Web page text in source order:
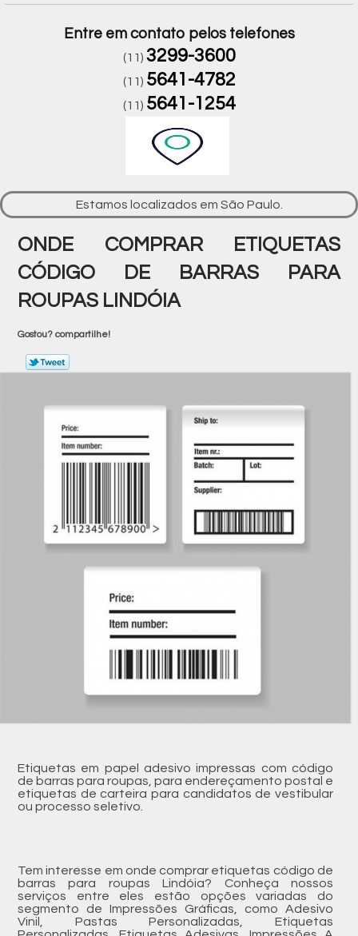
Entre em contato pelos telefones
(11) 3299-3600
(11) 5641-4782
(11) 5641-1254
Estamos localizados em São Paulo.
ONDE COMPRAR ETIQUETAS
CÓDIGO DE BARRAS PARA
ROUPAS LINDÓIA
Gostou? compartilhe!
Etiquetas em papel adesivo impressas com código
de barras para roupas, para endereçamento postal e
etiquetas de carteira para candidatos de vestibular
ou processo seletivo.
Tem interesse em onde comprar etiquetas código de
barras para roupas Lindóia? Conheça nossos
serviços entre eles estão opções variadas do
segmento de Impressões Gráficas, como Adesivo
Vinil, Pastas Personalizadas, Etiquetas